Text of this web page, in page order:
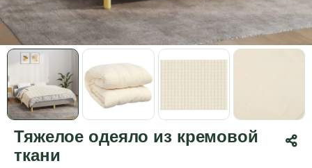
Тяжелое одеяло из кремовой
ткани